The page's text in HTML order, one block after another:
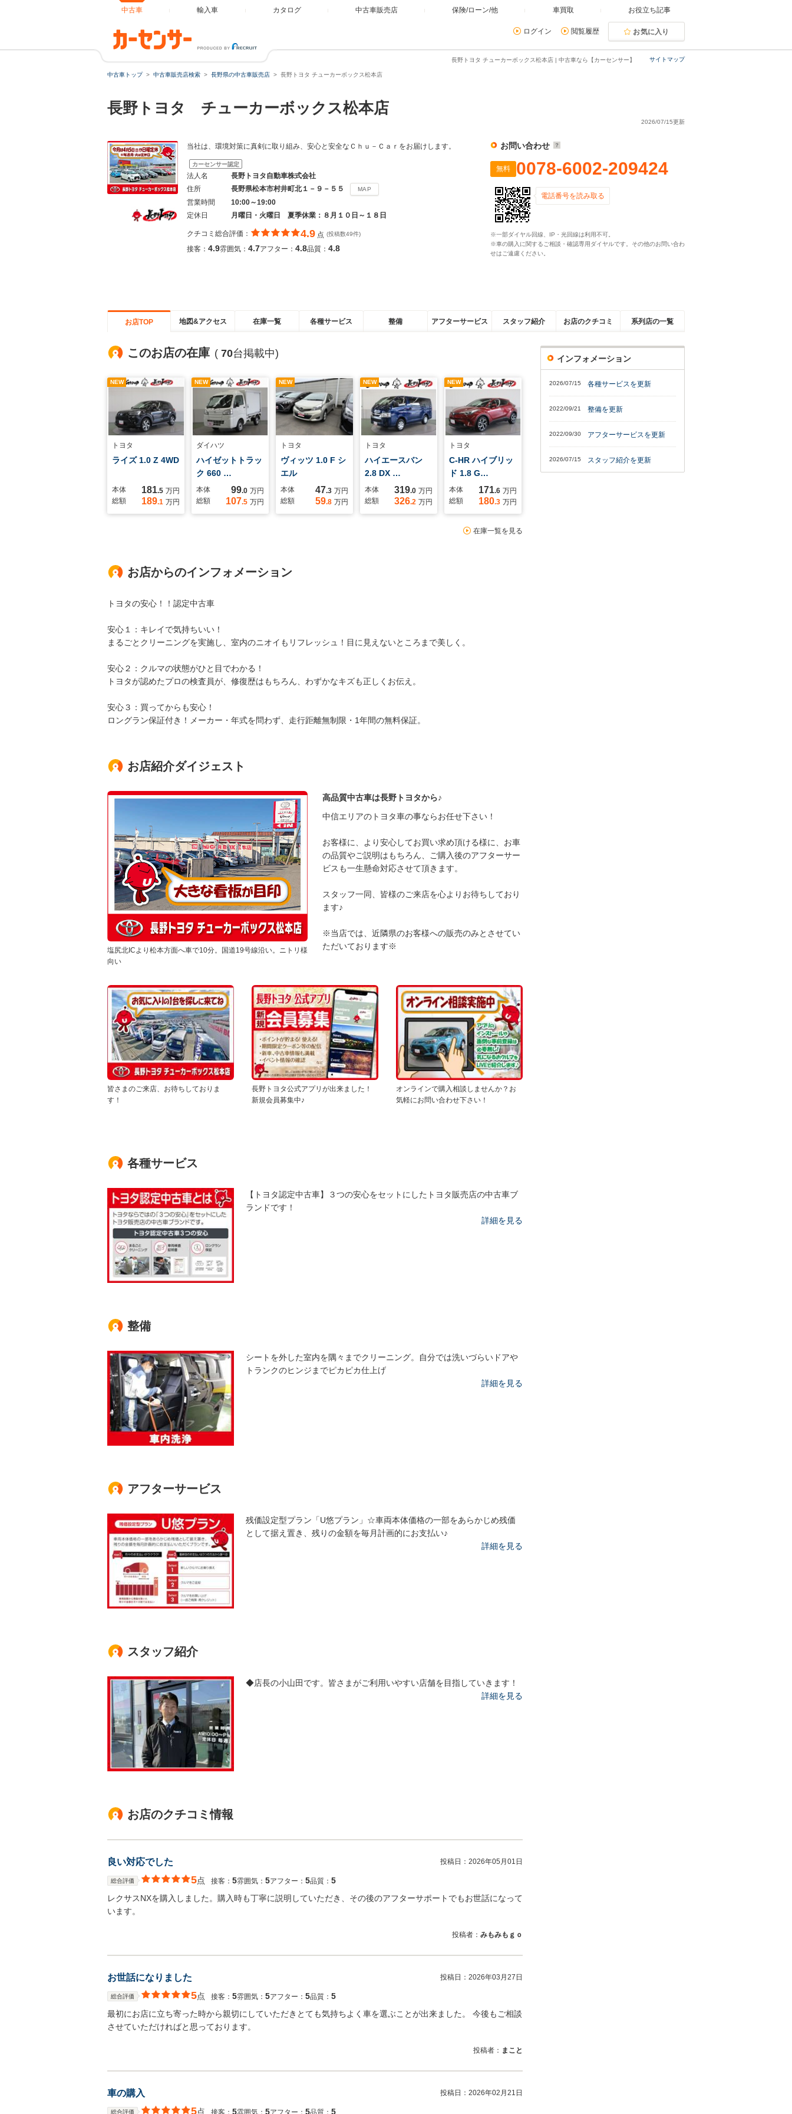
中古車 輸入車 カタログ 中古車販売店 保険/ローン/他 車買取 お役立ち記事
ログイン 閲覧履歴 お気に入り
サイトマップ
長野トヨタ チューカーボックス松本店 | 中古車なら【カーセンサー】
中古車トップ 中古車販売店検索 長野県の中古車販売店 長野トヨタ チューカーボックス松本店
長野トヨタ チューカーボックス松本店
2026/07/15更新
当社は、環境対策に真剣に取り組み、安心と安全なＣｈｕ－Ｃａｒをお届けします。
カーセンサー認定
法人名
長野トヨタ自動車株式会社
住所
長野県松本市村井町北１－９－５５ MAP
営業時間
10:00～19:00
定休日
月曜日・火曜日 夏季休業：８月１０日～１８日
クチコミ総合評価： 4.9 点 (投稿数49件)
接客： 4.9雰囲気： 4.7アフター： 4.8品質： 4.8
お問い合わせ
無料 0078-6002-209424
電話番号を読み取る
※一部ダイヤル回線、IP・光回線は利用不可。
※車の購入に関するご相談・確認専用ダイヤルです。その他のお問い合わ
せはご遠慮ください。
お店TOP 地図&アクセス 在庫一覧 各種サービス 整備 アフターサービス スタッフ紹介 お店のクチコミ 系列店の一覧
このお店の在庫 ( 70台掲載中)
NEW
トヨタ
ライズ 1.0 Z 4WD
本体 181.5 万円
総額
189.1 万円
NEW
ダイハツ
ハイゼットトラッ
ク 660 …
本体 99.0 万円
総額
107.5 万円
NEW
トヨタ
ヴィッツ 1.0 F シ
エル
本体 47.3 万円
総額
59.8 万円
NEW
トヨタ
ハイエースバン
2.8 DX …
本体 319.0 万円
総額
326.2 万円
NEW
トヨタ
C-HR ハイブリッ
ド 1.8 G…
本体 171.6 万円
総額
180.3 万円
在庫一覧を見る
お店からのインフォメーション
トヨタの安心！！認定中古車
安心１：キレイで気持ちいい！
まるごとクリーニングを実施し、室内のニオイもリフレッシュ！目に見えないところまで美しく。
安心２：クルマの状態がひと目でわかる！
トヨタが認めたプロの検査員が、修復歴はもちろん、わずかなキズも正しくお伝え。
安心３：買ってからも安心！
ロングラン保証付き！メーカー・年式を問わず、走行距離無制限・1年間の無料保証。
お店紹介ダイジェスト
塩尻北ICより松本方面へ車で10分。国道19号線沿い。ニトリ様
向い
高品質中古車は長野トヨタから♪
中信エリアのトヨタ車の事ならお任せ下さい！
お客様に、より安心してお買い求め頂ける様に、お車
の品質やご説明はもちろん、ご購入後のアフターサー
ビスも一生懸命対応させて頂きます。
スタッフ一同、皆様のご来店を心よりお待ちしており
ます♪
※当店では、近隣県のお客様への販売のみとさせてい
ただいております※
皆さまのご来店、お待ちしておりま
す！
長野トヨタ公式アプリが出来ました！
新規会員募集中♪
オンラインで購入相談しませんか？お
気軽にお問い合わせ下さい！
各種サービス
【トヨタ認定中古車】３つの安心をセットにしたトヨタ販売店の中古車ブ
ランドです！
詳細を見る
整備
シートを外した室内を隅々までクリーニング。自分では洗いづらいドアや
トランクのヒンジまでピカピカ仕上げ
詳細を見る
アフターサービス
残価設定型プラン「U悠プラン」☆車両本体価格の一部をあらかじめ残価
として据え置き、残りの金額を毎月計画的にお支払い♪
詳細を見る
スタッフ紹介
◆店長の小山田です。皆さまがご利用いやすい店舗を目指していきます！
詳細を見る
お店のクチコミ情報
良い対応でした 投稿日： 2026年05月01日
総合評価 5点 接客： 5雰囲気： 5アフター： 5品質： 5
レクサスNXを購入しました。購入時も丁寧に説明していただき、その後のアフターサポートでもお世話になって
います。
投稿者： みもみもｇｏ
お世話になりました 投稿日： 2026年03月27日
総合評価 5点 接客： 5雰囲気： 5アフター： 5品質： 5
最初にお店に立ち寄った時から親切にしていただきとても気持ちよく車を選ぶことが出来ました。 今後もご相談
させていただければと思っております。
投稿者： まこと
車の購入 投稿日： 2026年02月21日
総合評価 5点 接客： 5雰囲気： 5アフター： 5品質： 5
インフォメーション
2026/07/15 各種サービスを更新
2022/09/21 整備を更新
2022/09/30 アフターサービスを更新
2026/07/15 スタッフ紹介を更新